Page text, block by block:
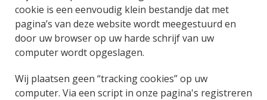
cookie is een eenvoudig klein bestandje dat met
pagina’s van deze website wordt meegestuurd en
door uw browser op uw harde schrijf van uw
computer wordt opgeslagen.
Wij plaatsen geen “tracking cookies” op uw
computer. Via een script in onze pagina's registreren